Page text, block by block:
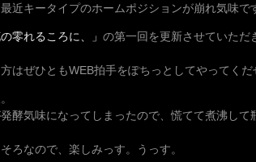
近キータイプのホームポジションが崩れ気味
の零れるころに、」 の第一回を更新させていただ
ぜひともWEB拍手をぽちっとしてやってくだ
酵気味になってしまったので、慌てて煮沸して
ろなので、楽しみっす。うっす。